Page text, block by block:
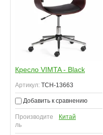
Кресло VIMTA - Black
Артикул: TCH-13663
Добавить к сравнению
Производите
ль
Китай